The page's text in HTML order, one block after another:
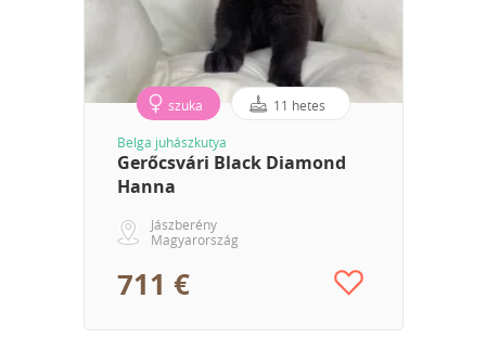
szuka 11 hetes
Belga juhászkutya
Gerőcsvári Black Diamond
Hanna
Jászberény
Magyarország
711 €